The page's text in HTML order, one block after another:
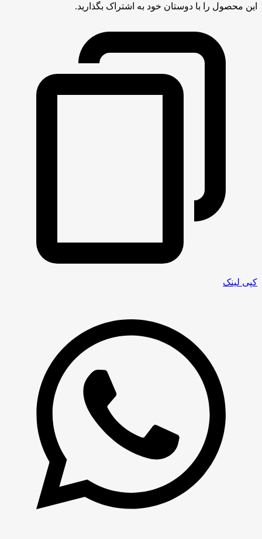
این محصول را با دوستان خود به اشتراک بگذارید.
کپی لینک